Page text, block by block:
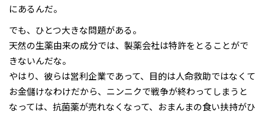
にあるんだ。
でも、ひとつ大きな問題がある。
天然の生薬由来の成分では、製薬会社は特許をとることがで
きないんだな。
やはり、彼らは営利企業であって、目的は人命救助ではなくて
お金儲けなわけだから、ニンニクで戦争が終わってしまうと
なっては、抗菌薬が売れなくなって、おまんまの食い扶持がひ